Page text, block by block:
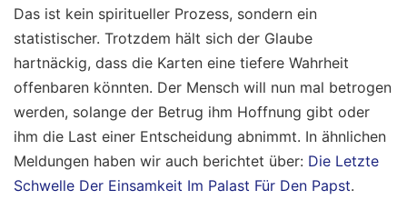
Das ist kein spiritueller Prozess, sondern ein
statistischer. Trotzdem hält sich der Glaube
hartnäckig, dass die Karten eine tiefere Wahrheit
offenbaren könnten. Der Mensch will nun mal betrogen
werden, solange der Betrug ihm Hoffnung gibt oder
ihm die Last einer Entscheidung abnimmt. In ähnlichen
Meldungen haben wir auch berichtet über: Die Letzte
Schwelle Der Einsamkeit Im Palast Für Den Papst.